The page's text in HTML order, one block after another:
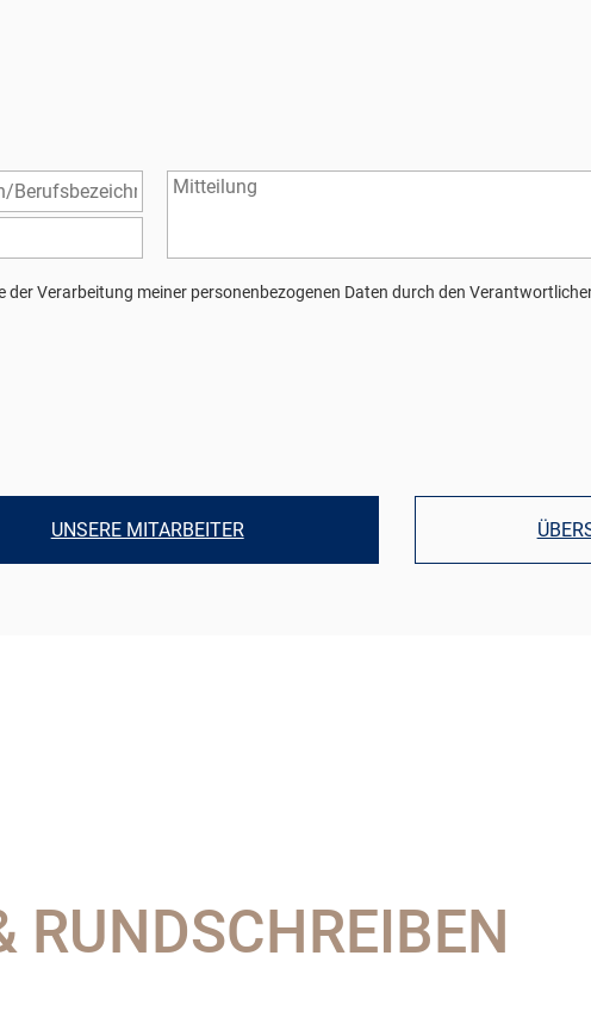
der Verarbeitung meiner personenbezogenen Daten durch den
UNSERE MITARBEITER
RUNDSCHREIBEN